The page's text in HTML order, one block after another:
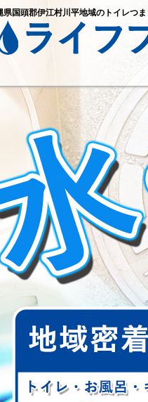
県国頭郡伊江村川平地域のトイレつ